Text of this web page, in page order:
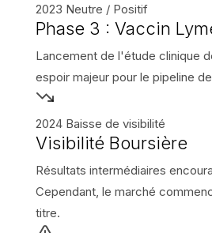
2023 Neutre / Positif
Phase 3 : Vaccin
Lancement de l'étude clinique
espoir majeur pour le pipeline
2024 Baisse de visibilité
Visibilité Boursière
Résultats intermédiaires
Cependant, le marché
titre.